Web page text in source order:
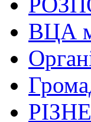
ВЦА
РІЗНЕ